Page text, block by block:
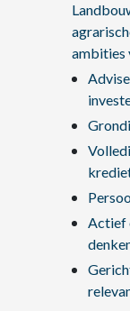
ambities
Actief